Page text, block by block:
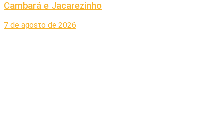
Cambará e Jacarezinho
7 de agosto de 2026